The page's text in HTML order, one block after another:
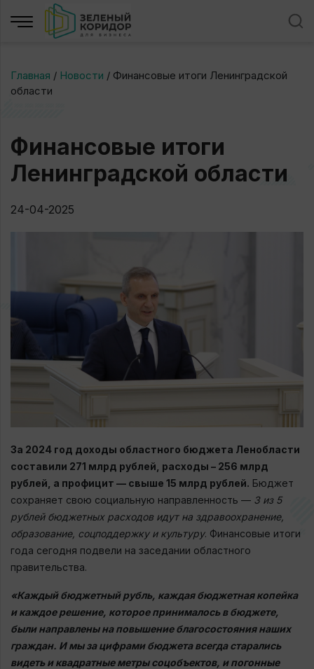
Главная / Новости / Финансовые итоги Ленинградской
области
Финансовые итоги
Ленинградской области
24-04-2025
За 2024 год доходы областного бюджета Ленобласти
составили 271 млрд рублей, расходы – 256 млрд
рублей, а профицит — свыше 15 млрд рублей. Бюджет
сохраняет свою социальную направленность — 3 из 5
рублей бюджетных расходов идут на здравоохранение,
образование, соцподдержку и культуру. Финансовые итоги
года сегодня подвели на заседании областного
правительства.
«Каждый бюджетный рубль, каждая бюджетная копейка
и каждое решение, которое принималось в бюджете,
были направлены на повышение благосостояния наших
граждан. И мы за цифрами бюджета всегда старались
видеть и квадратные метры соцобъектов, и погонные